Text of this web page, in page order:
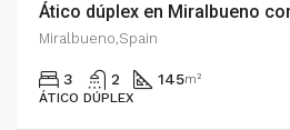
Miralbueno,Spain
3 2 145m²
ÁTICO DÚPLEX